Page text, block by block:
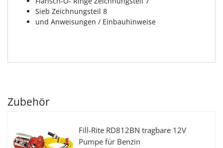
Sieb Zeichnungsteil 8
und Anweisungen / Einbauhinweise
Zubehör
Fill-Rite RD812BN tragbare 12V
Pumpe für Benzin